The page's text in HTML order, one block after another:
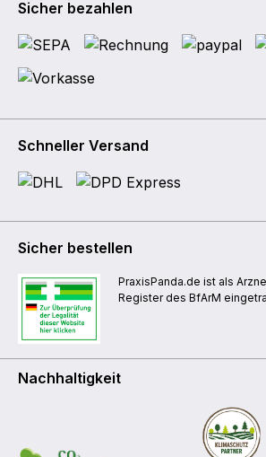
Sicher bezahlen
Schneller Versand
Sicher bestellen
PraxisPanda.de ist als
Register des BfArM
Nachhaltigkeit